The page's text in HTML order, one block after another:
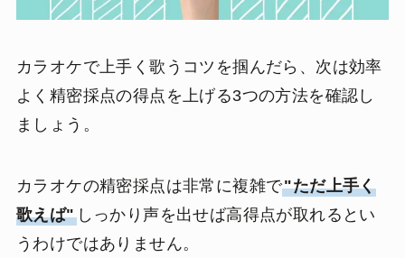
カラオケで上手く歌うコツを掴んだら、次は効率
よく精密採点の得点を上げる3つの方法を確認し
ましょう。
カラオケの精密採点は非常に複雑で"ただ上手く
歌えば"しっかり声を出せば高得点が取れるとい
うわけではありません。